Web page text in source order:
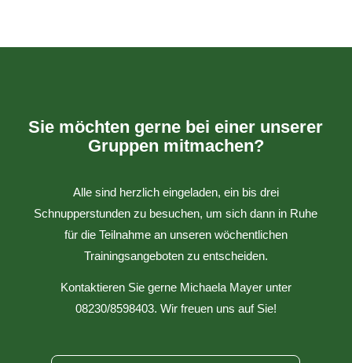
Sie möchten gerne bei einer unserer
Gruppen mitmachen?
Alle sind herzlich eingeladen, ein bis drei
Schnupperstunden zu besuchen, um sich dann in Ruhe
für die Teilnahme an unseren wöchentlichen
Trainingsangeboten zu entscheiden.
Kontaktieren Sie gerne Michaela Mayer unter
08230/8598403. Wir freuen uns auf Sie!